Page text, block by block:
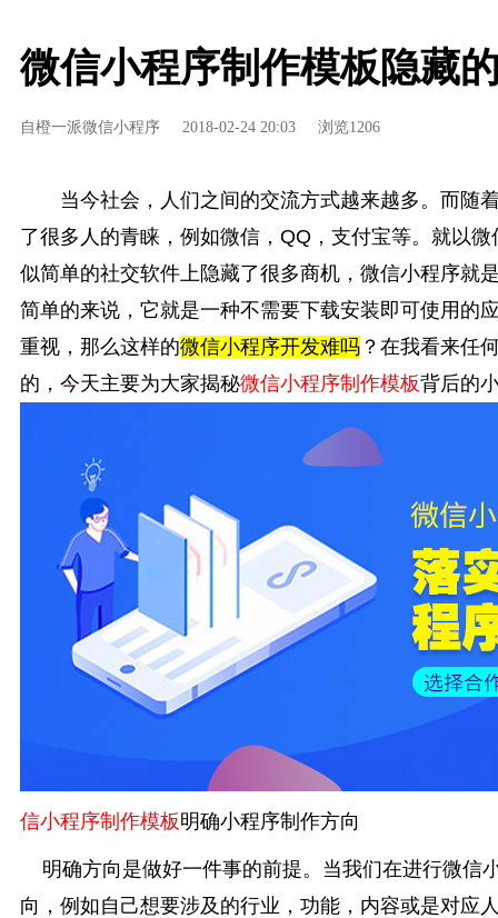
微信小程序制作模板隐藏
自橙一派微信小程序 2018-02-24 20:03 浏览1206
当今社会，人们之间的交流方式越来越多。而随
了很多人的青睐，例如微信，QQ，支付宝等。就以
似简单的社交软件上隐藏了很多商机，微信小程序就
简单的来说，它就是一种不需要下载安装即可使用的
重视，那么这样的微信小程序开发难吗 ？在我看来任
的，今天主要为大家揭秘微信小程序制作模板背后的
信小程序制作模板明确小程序制作方向
明确方向是做好一件事的前提。当我们在进行微信
向，例如自己想要涉及的行业，功能，内容或是对应